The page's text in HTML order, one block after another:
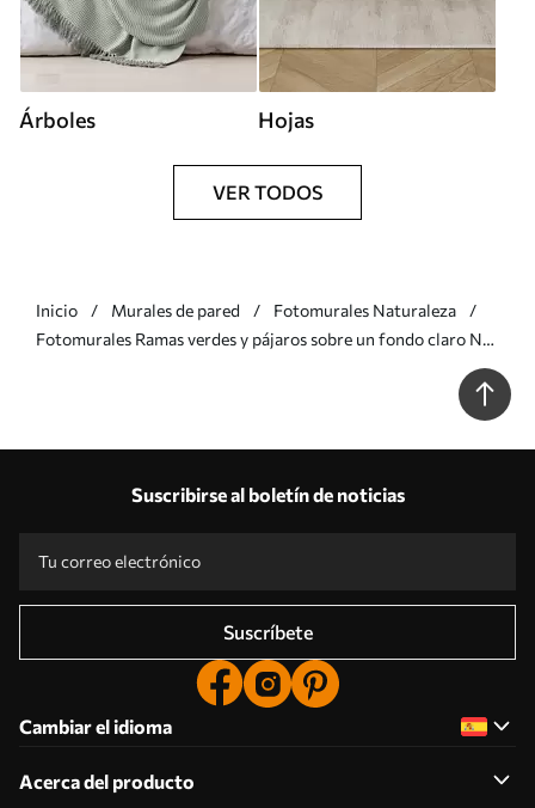
Árboles Hojas
VER TODOS
Inicio Murales de pared
Fotomurales Naturaleza
Fotomurales Ramas verdes y pájaros sobre un fondo claro Nr.
Suscribirse al boletín de noticias
Suscríbete
Cambiar el idioma
Acerca del producto